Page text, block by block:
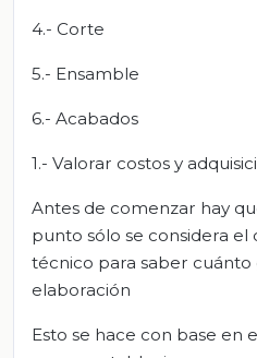
4.- Corte
5.- Ensamble
6.- Acabados
1.- Valorar costos y
Antes de comenzar hay
punto sólo se considera
técnico para saber cuánto
elaboración
Esto se hace con base en